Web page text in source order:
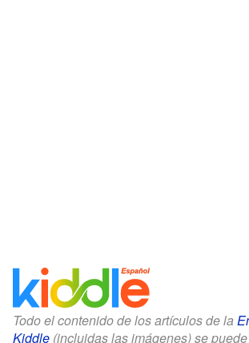
Todo el contenido de los artículos de la
Kiddle (incluidas las imágenes) se